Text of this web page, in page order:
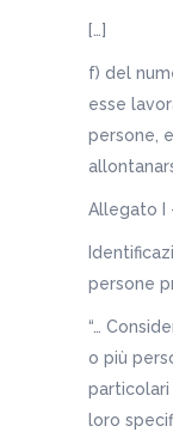
[…]
f) del
esse
persone,
Allegato I
persone
“…
o più
particolari
loro